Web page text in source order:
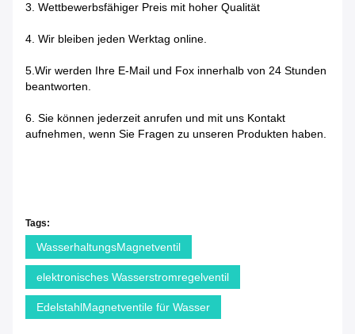
3. Wettbewerbsfähiger Preis mit hoher Qualität
4. Wir bleiben jeden Werktag online.
5.Wir werden Ihre E-Mail und Fox innerhalb von 24 Stunden
beantworten.
6. Sie können jederzeit anrufen und mit uns Kontakt
aufnehmen, wenn Sie Fragen zu unseren Produkten haben.
Tags:
WasserhaltungsMagnetventil
elektronisches Wasserstromregelventil
EdelstahlMagnetventile für Wasser